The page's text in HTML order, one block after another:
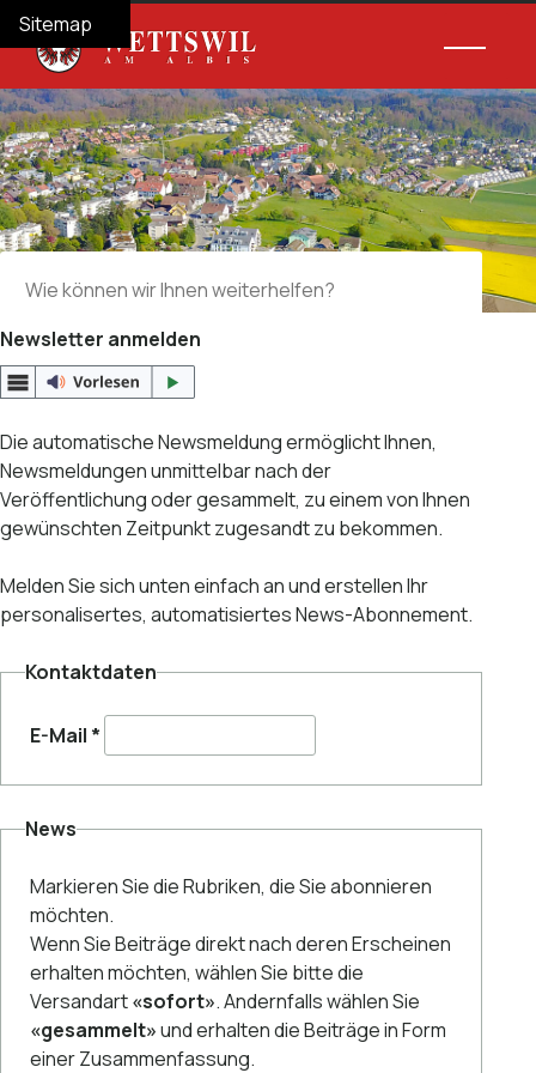
Navigieren in Wettswil am Albis
Schnellnavigation
Home
Navigation
Inhalt
Suche
Sitemap
Suche
Newsletter anmelden
Die automatische Newsmeldung ermöglicht Ihnen,
Newsmeldungen unmittelbar nach der
Veröffentlichung oder gesammelt, zu einem von Ihnen
gewünschten Zeitpunkt zugesandt zu bekommen.
Melden Sie sich unten einfach an und erstellen Ihr
personalisertes, automatisiertes News-Abonnement.
Kontaktdaten
E-Mail *
News
Markieren Sie die Rubriken, die Sie abonnieren
möchten.
Wenn Sie Beiträge direkt nach deren Erscheinen
erhalten möchten, wählen Sie bitte die
Versandart«sofort». Andernfalls wählen Sie
«gesammelt»und erhalten die Beiträge in Form
einer Zusammenfassung.